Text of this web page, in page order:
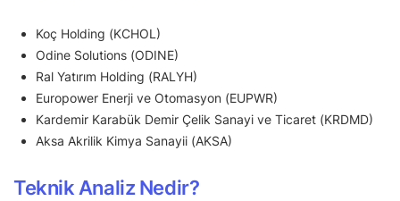
Koç Holding (KCHOL)
Odine Solutions (ODINE)
Ral Yatırım Holding (RALYH)
Europower Enerji ve Otomasyon (EUPWR)
Kardemir Karabük Demir Çelik Sanayi ve Ticaret (KRDMD)
Aksa Akrilik Kimya Sanayii (AKSA)
Teknik Analiz Nedir?